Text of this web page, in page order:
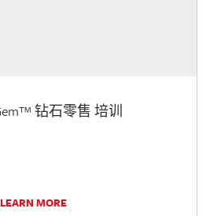
钻石零售 培训
LEARN MORE